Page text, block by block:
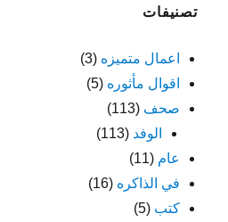
تصنيفات
اعمال متميزه (3)
اقوال مأثوره (5)
صحف (113)
الوفد (113)
عام (11)
في الذاكره (16)
كتب (5)